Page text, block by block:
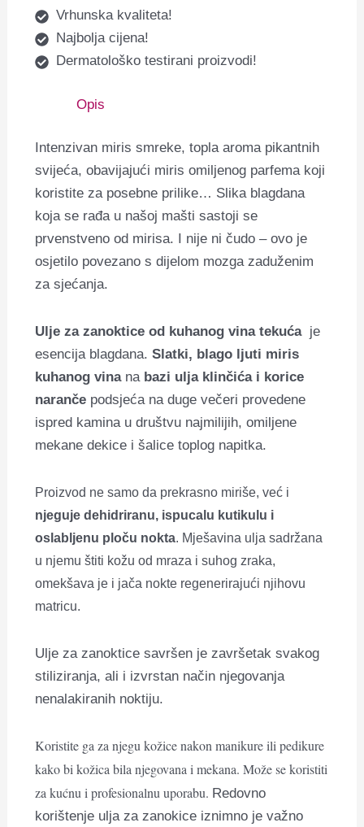
Vrhunska kvaliteta!
Najbolja cijena!
Dermatološko testirani proizvodi!
Opis
Intenzivan miris smreke, topla aroma pikantnih
svijeća, obavijajući miris omiljenog parfema koji
koristite za posebne prilike… Slika blagdana
koja se rađa u našoj mašti sastoji se
prvenstveno od mirisa. I nije ni čudo – ovo je
osjetilo povezano s dijelom mozga zaduženim
za sjećanja.
Ulje za zanoktice od kuhanog vina tekućaje
esencija blagdana. Slatki, blago ljuti miris
kuhanog vinanabazi ulja klinčića i korice
naranče podsjeća na duge večeri provedene
ispred kamina u društvu najmilijih, omiljene
mekane dekice i šalice toplog napitka.
Proizvod ne samo da prekrasno miriše, već i
njeguje dehidriranu, ispucalu kutikulu i
oslabljenu ploču nokta. Mješavina ulja sadržana
u njemu štiti kožu od mraza i suhog zraka,
omekšava je i jača nokte regenerirajući njihovu
matricu.
Ulje za zanoktice savršen je završetak svakog
stiliziranja, ali i izvrstan način njegovanja
nenalakiranih noktiju.
Koristite ga za njegu kožice nakon manikure ili pedikure
kako bi kožica bila njegovana i mekana. Može se koristiti
za kućnu i profesionalnu uporabu. Redovno
korištenje ulja za zanokice iznimno je važno